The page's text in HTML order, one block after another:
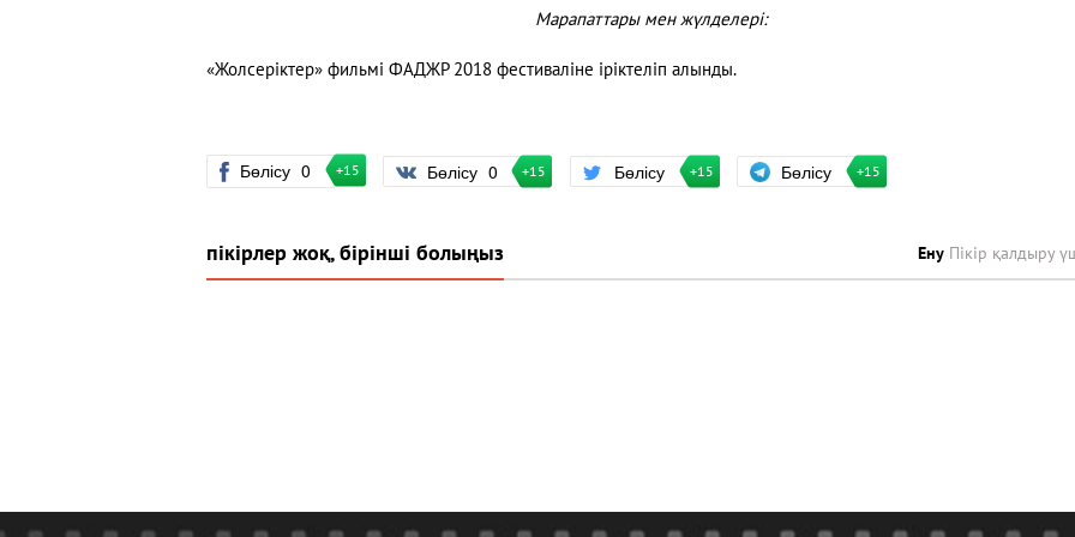
Марапаттары мен жүлделері:
«Жолсеріктер» фильмі ФАДЖР 2018 фестиваліне іріктеліп алынды.
Бөлісу 0 +15 Бөлісу 0 +15 Бөлісу +15 Бөлісу +15
пікірлер жоқ, бірінші болыңыз Ену Пікір қалдыру